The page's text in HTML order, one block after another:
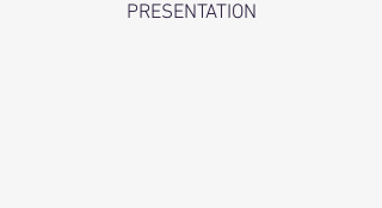
PRESENTATION